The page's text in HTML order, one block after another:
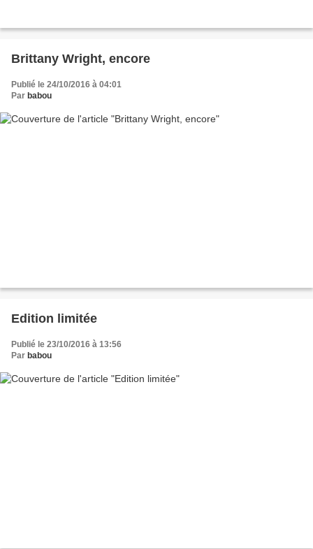
Brittany Wright, encore
Publié le 24/10/2016 à 04:01
Par babou
Edition limitée
Publié le 23/10/2016 à 13:56
Par babou